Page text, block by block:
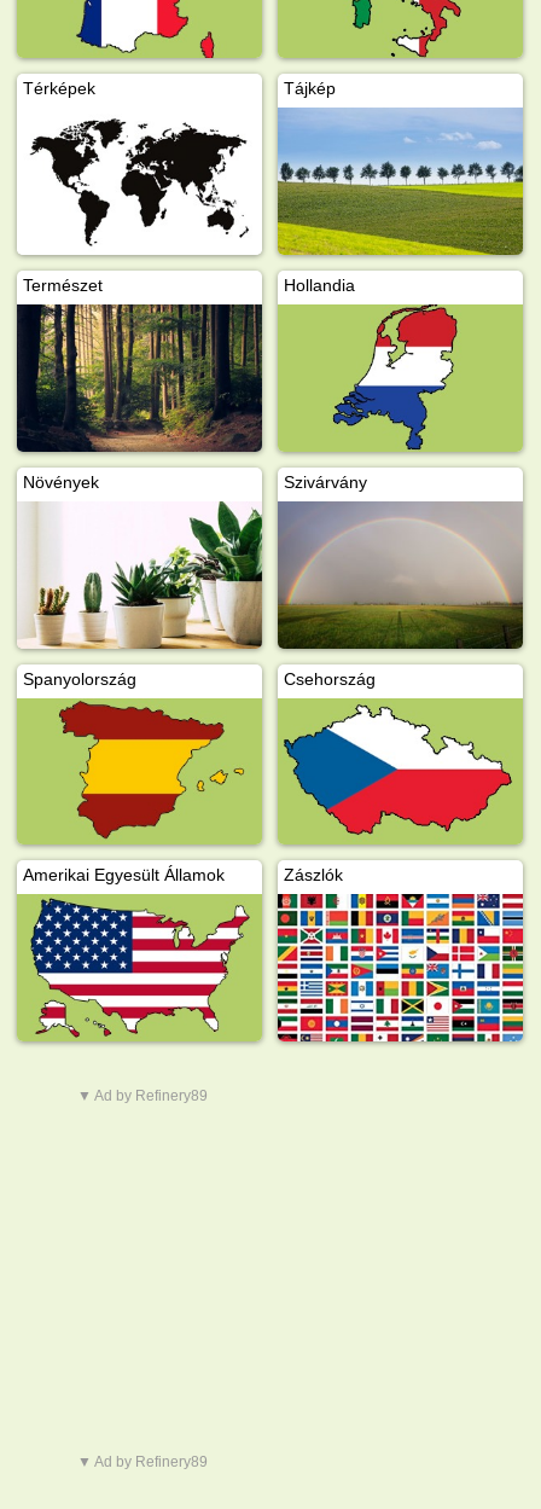
Térképek Tájkép
Természet Hollandia
Növények Szivárvány
Spanyolország Csehország
Amerikai Egyesült Államok Zászlók
▼ Ad by Refinery89
▼ Ad by Refinery89